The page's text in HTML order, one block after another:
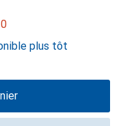
plus tôt